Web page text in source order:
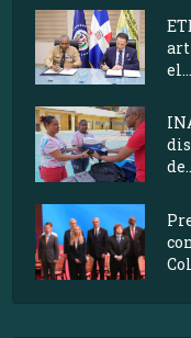
el...